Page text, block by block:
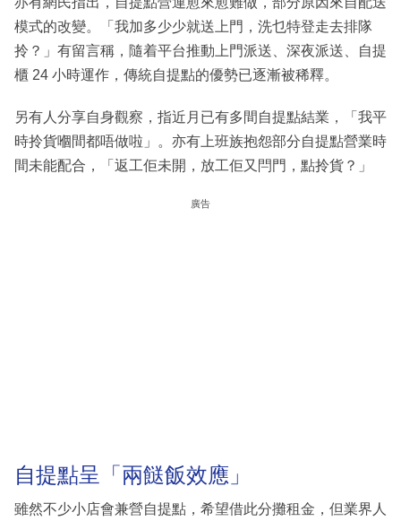
模式的改變。「我加多少少就送上門，洗乜特登走去排隊
拎？」有留言稱，隨着平台推動上門派送、深夜派送、自提
櫃 24 小時運作，傳統自提點的優勢已逐漸被稀釋。
另有人分享自身觀察，指近月已有多間自提點結業，「我平
時拎貨嗰間都唔做啦」。亦有上班族抱怨部分自提點營業時
間未能配合，「返工佢未開，放工佢又閂門，點拎貨？」
廣告
自提點呈「兩餸飯效應」
雖然不少小店會兼營自提點，希望借此分攤租金，但業界人